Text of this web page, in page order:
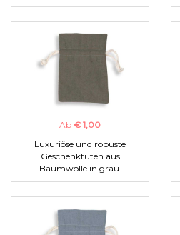
Ab € 1,00
Luxuriöse und robuste
Geschenktüten aus
Baumwolle in grau.